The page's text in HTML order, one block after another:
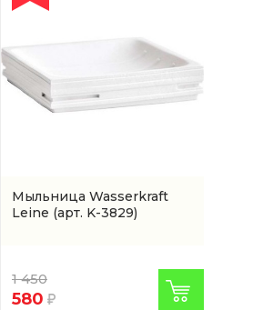
Мыльница Wasserkraft
Leine (арт. K-3829)
1 450
580